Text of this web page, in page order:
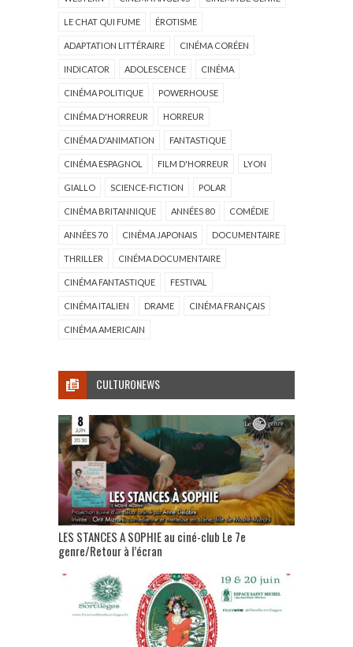
LE CHAT QUI FUME ÉROTISME
ADAPTATION LITTÉRAIRE CINÉMA CORÉEN
INDICATOR ADOLESCENCE CINÉMA
CINÉMA POLITIQUE POWERHOUSE
CINÉMA D'HORREUR HORREUR
CINÉMA D'ANIMATION FANTASTIQUE
CINÉMA ESPAGNOL FILM D'HORREUR LYON
GIALLO SCIENCE-FICTION POLAR
CINÉMA BRITANNIQUE ANNÉES 80 COMÉDIE
ANNÉES 70 CINÉMA JAPONAIS DOCUMENTAIRE
THRILLER CINÉMA DOCUMENTAIRE
CINÉMA FANTASTIQUE FESTIVAL
CINÉMA ITALIEN DRAME CINÉMA FRANÇAIS
CINÉMA AMERICAIN
CULTURONEWS
LES STANCES A SOPHIE au ciné-club Le 7e
genre/Retour à l’écran